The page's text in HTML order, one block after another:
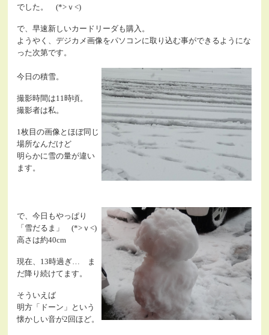
でした。 (*>ｖ<)
で、早速新しいカードリーダも購入。
ようやく、デジカメ画像をパソコンに取り込む事ができるようにな
った次第です。
今日の積雪。
撮影時間は11時頃。
撮影者は私。
1枚目の画像とほぼ同じ
場所なんだけど
明らかに雪の量が違い
ます。
で、今日もやっぱり
「雪だるま」 (*>ｖ<)
高さは約40cm
現在、13時過ぎ… ま
だ降り続けてます。
そういえば
明方「ドーン」という
懐かしい音が2回ほど。